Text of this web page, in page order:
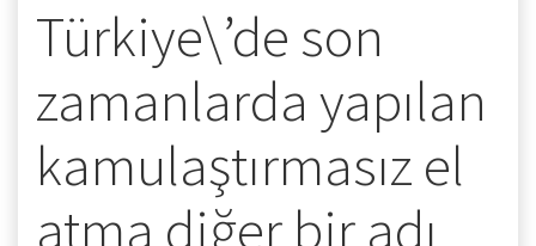
Türkiye\’de son
zamanlarda yapılan
kamulaştırmasız el
atma diğer bir adı